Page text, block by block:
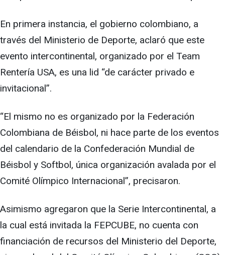
En primera instancia, el gobierno colombiano, a
través del Ministerio de Deporte, aclaró que este
evento intercontinental, organizado por el Team
Rentería USA, es una lid “de carácter privado e
invitacional”.
“El mismo no es organizado por la Federación
Colombiana de Béisbol, ni hace parte de los eventos
del calendario de la Confederación Mundial de
Béisbol y Softbol, única organización avalada por el
Comité Olímpico Internacional”, precisaron.
Asimismo agregaron que la Serie Intercontinental, a
la cual está invitada la FEPCUBE, no cuenta con
financiación de recursos del Ministerio del Deporte,